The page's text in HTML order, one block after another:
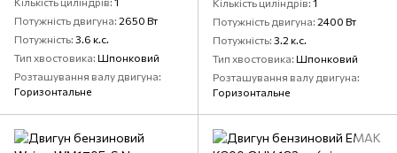
Потужність двигуна 2650 Вт
Потужність 3.6 к.с.
Тип хвостовика Шпонковий
Розташування валу двигуна
Горизонтальне
Кількість циліндрів 1
Потужність двигуна 2400 Вт
Потужність 3.2 к.с.
Тип хвостовика Шпонковий
Розташування валу двигуна
Горизонтальне